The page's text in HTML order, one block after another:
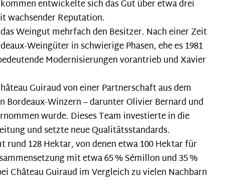
entwickelte sich das Gut über etwa drei
wachsender Reputation.
Weingut mehrfach den Besitzer. Nach einer Zeit
Weingüter in schwierige Phasen, ehe es 1981
Modernisierungen vorantrieb und Xavier
Guiraud von einer Partnerschaft aus dem
Winzern – darunter Olivier Bernard und
wurde. Dieses Team investierte in die
und setzte neue Qualitätsstandards.
rund 128 Hektar, von denen etwa 100 Hektar für
mit etwa 65 % Sémillon und 35 %
Château Guiraud im Vergleich zu vielen Nachbarn